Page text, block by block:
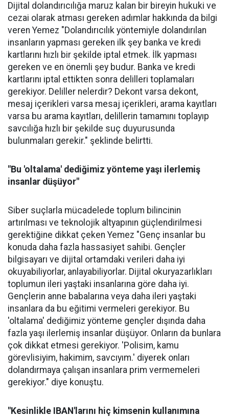
Dijital dolandırıcılığa maruz kalan bir bireyin hukuki ve
cezai olarak atması gereken adımlar hakkında da bilgi
veren Yemez "Dolandırıcılık yöntemiyle dolandırılan
insanların yapması gereken ilk şey banka ve kredi
kartlarını hızlı bir şekilde iptal etmek. İlk yapması
gereken ve en önemli şey budur. Banka ve kredi
kartlarını iptal ettikten sonra delilleri toplamaları
gerekiyor. Deliller nelerdir? Dekont varsa dekont,
mesaj içerikleri varsa mesaj içerikleri, arama kayıtları
varsa bu arama kayıtları, delillerin tamamını toplayıp
savcılığa hızlı bir şekilde suç duyurusunda
bulunmaları gerekir." şeklinde belirtti.
"Bu 'oltalama' dediğimiz yönteme yaşı ilerlemiş
insanlar düşüyor"
Siber suçlarla mücadelede toplum bilincinin
artırılması ve teknolojik altyapının güçlendirilmesi
gerektiğine dikkat çeken Yemez "Genç insanlar bu
konuda daha fazla hassasiyet sahibi. Gençler
bilgisayarı ve dijital ortamdaki verileri daha iyi
okuyabiliyorlar, anlayabiliyorlar. Dijital okuryazarlıkları
toplumun ileri yaştaki insanlarına göre daha iyi.
Gençlerin anne babalarına veya daha ileri yaştaki
insanlara da bu eğitimi vermeleri gerekiyor. Bu
'oltalama' dediğimiz yönteme gençler dışında daha
fazla yaşı ilerlemiş insanlar düşüyor. Onların da bunlara
çok dikkat etmesi gerekiyor. 'Polisim, kamu
görevlisiyim, hakimim, savcıyım.' diyerek onları
dolandırmaya çalışan insanlara prim vermemeleri
gerekiyor." diye konuştu.
"Kesinlikle IBAN'larını hiç kimsenin kullanımına